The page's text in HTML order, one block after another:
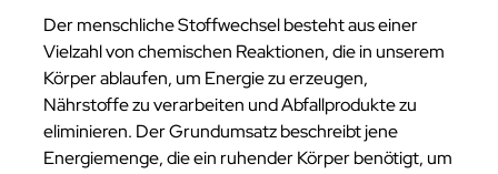
Der menschliche Stoffwechsel besteht aus einer
Vielzahl von chemischen Reaktionen, die in unserem
Körper ablaufen, um Energie zu erzeugen,
Nährstoffe zu verarbeiten und Abfallprodukte zu
eliminieren. Der Grundumsatz beschreibt jene
Energiemenge, die ein ruhender Körper benötigt, um